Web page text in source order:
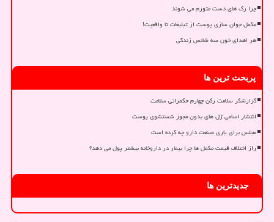
چرا رگ های دست متورم می شوند
مکمل جوان سازی پوست از تبلیغات تا واقعیت!
هر اهدای خون سه شانس زندگی
پربحث ترین ها
گزارشگر سلامت رکن چهارم حکمرانی سلامت
انتشار اسامی ژل های بدون مجوز شستشوی پوست
مجلس برای یاری صنعت دارو چه کرده است
راز اختلاف قیمت مکمل ها چرا بیمار در داروخانه بیشتر پول می دهد؟
جدیدترین ها